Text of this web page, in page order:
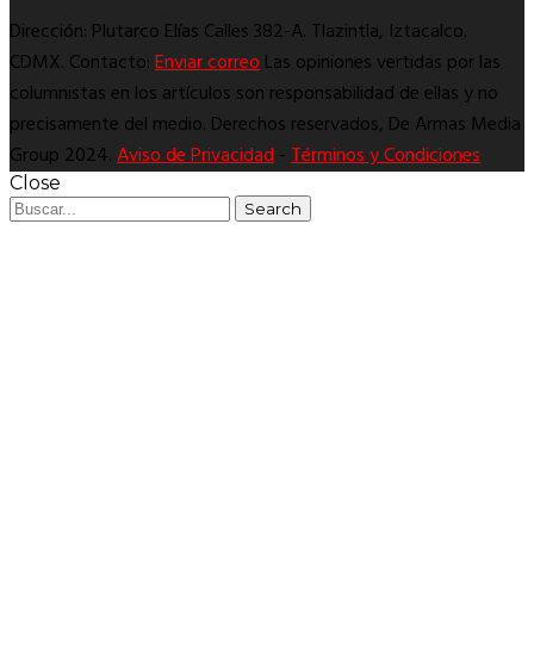
Dirección: Plutarco Elías Calles 382-A. Tlazintla, Iztacalco.
CDMX. Contacto:Enviar correoLas opiniones vertidas por las
columnistas en los artículos son responsabilidad de ellas y no
precisamente del medio. Derechos reservados, De Armas Media
Group 2024.Aviso de Privacidad-Términos y Condiciones
Close